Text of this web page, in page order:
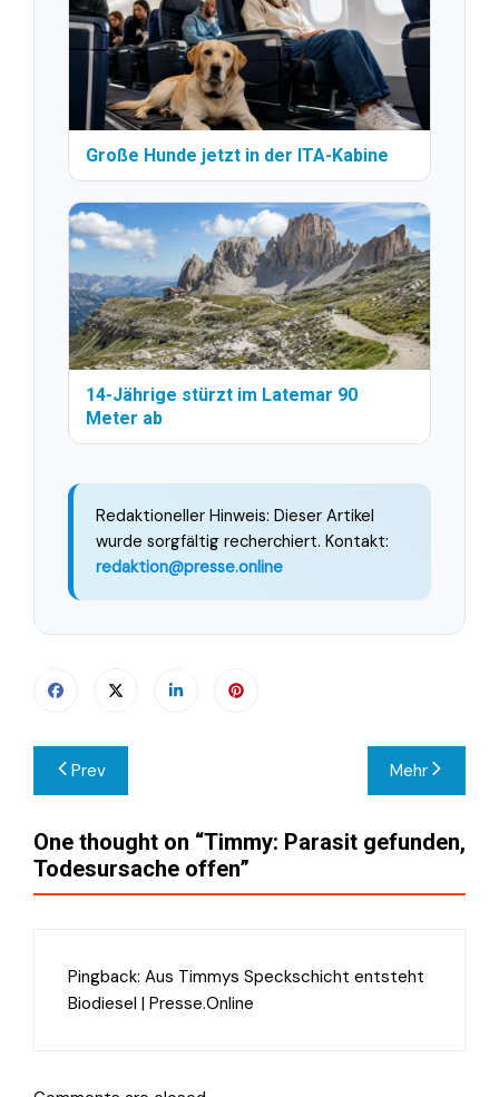
Große Hunde jetzt in der ITA-Kabine
14-Jährige stürzt im Latemar 90
Meter ab
Redaktioneller Hinweis: Dieser Artikel
wurde sorgfältig recherchiert. Kontakt:
redaktion@presse.online
Beitragsnavigation
Prev Mehr
One thought on “Timmy: Parasit gefunden,
Todesursache offen”
Pingback: Aus Timmys Speckschicht entsteht
Biodiesel | Presse.Online